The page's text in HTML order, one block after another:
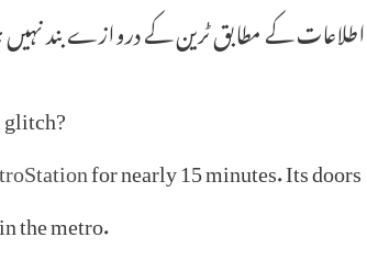
اطلاعات کے مطابق ٹرین کے دروازے بند
for nearly 15 minutes. Its doors
the metro.